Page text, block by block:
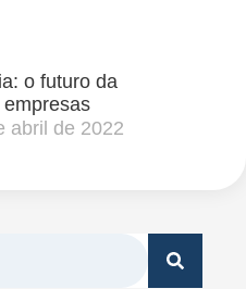
o futuro da
abril de 2022